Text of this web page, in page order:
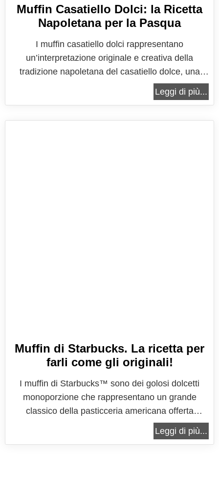
Muffin Casatiello Dolci: la Ricetta
Napoletana per la Pasqua
I muffin casatiello dolci rappresentano
un’interpretazione originale e creativa della
tradizione napoletana del casatiello dolce, una
fusione tra il carattere conviviale e simbolico del
casatiello e la praticità moderna dei muffin,
Leggi di più...
Muffin di Starbucks. La ricetta per
farli come gli originali!
I muffin di Starbucks™ sono dei golosi dolcetti
monoporzione che rappresentano un grande
classico della pasticceria americana offerta
insieme al classico caffè nelle migliori caffetterie
locali e nelle catene internazionali, come quella di
Leggi di più...